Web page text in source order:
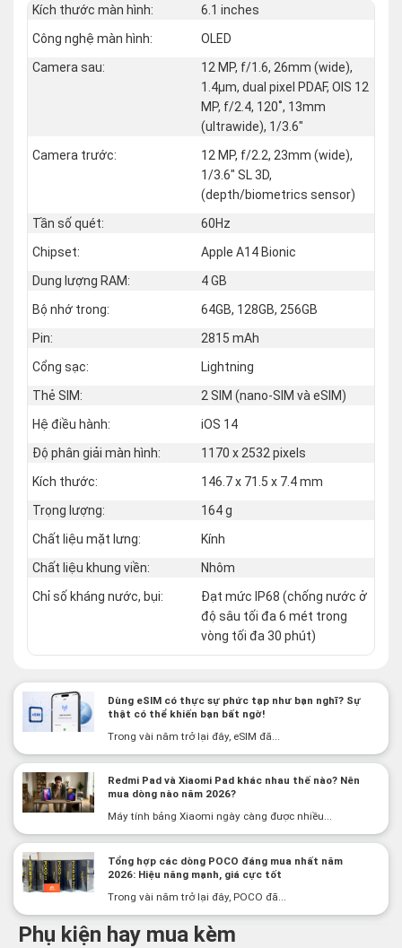
Kích thước màn hình:
6.1 inches
Công nghệ màn hình:
OLED
Camera sau:
12 MP, f/1.6, 26mm (wide),
1.4µm, dual pixel PDAF, OIS 12
MP, f/2.4, 120˚, 13mm
(ultrawide), 1/3.6"
Camera trước:
12 MP, f/2.2, 23mm (wide),
1/3.6" SL 3D,
(depth/biometrics sensor)
Tần số quét:
60Hz
Chipset:
Apple A14 Bionic
Dung lượng RAM:
4 GB
Bộ nhớ trong:
64GB, 128GB, 256GB
Pin:
2815 mAh
Cổng sạc:
Lightning
Thẻ SIM:
2 SIM (nano‑SIM và eSIM)
Hệ điều hành:
iOS 14
Độ phân giải màn hình:
1170 x 2532 pixels
Kích thước:
146.7 x 71.5 x 7.4 mm
Trọng lượng:
164 g
Chất liệu mặt lưng:
Kính
Chất liệu khung viền:
Nhôm
Chỉ số kháng nước, bụi:
Đạt mức IP68 (chống nước ở
độ sâu tối đa 6 mét trong
vòng tối đa 30 phút)
Dùng eSIM có thực sự phức tạp như bạn nghĩ? Sự
thật có thể khiến bạn bất ngờ!
Trong vài năm trở lại đây, eSIM đã...
Redmi Pad và Xiaomi Pad khác nhau thế nào? Nên
mua dòng nào năm 2026?
Máy tính bảng Xiaomi ngày càng được nhiều...
Tổng hợp các dòng POCO đáng mua nhất năm
2026: Hiệu năng mạnh, giá cực tốt
Trong vài năm trở lại đây, POCO đã...
Phụ kiện hay mua kèm